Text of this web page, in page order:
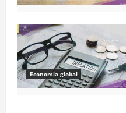
Economía global